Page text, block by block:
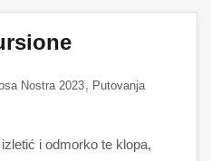
Nostra 2023
Putovanja
i odmorko te klopa,